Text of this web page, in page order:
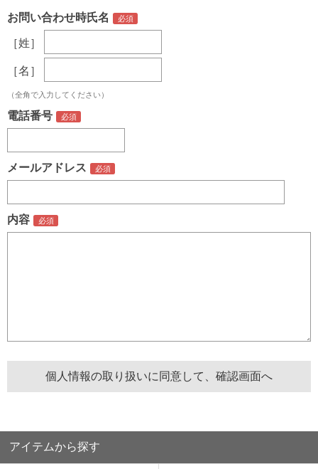
お問い合わせ時氏名
［姓］
［名］
（全角で入力してください）
電話番号
メールアドレス
内容
アイテムから探す